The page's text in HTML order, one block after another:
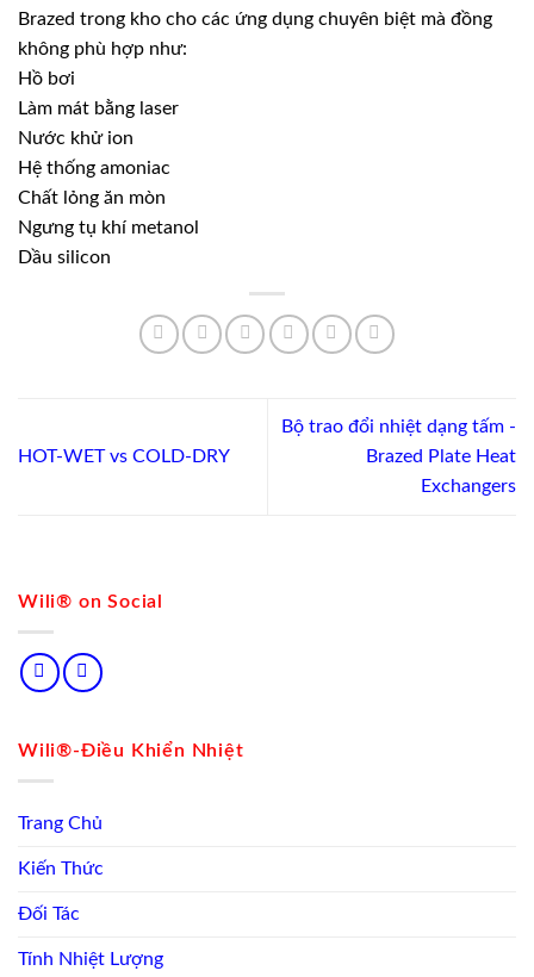
Wili® on Social
Wili®-Điều Khiển Nhiệt
Trang Chủ
Kiến Thức
Đối Tác
Tính Nhiệt Lượng
Brazed trong kho cho các ứng dụng chuyên biệt mà đồng
không phù hợp như:
Hồ bơi
Làm mát bằng laser
Nước khử ion
Hệ thống amoniac
Chất lỏng ăn mòn
Ngưng tụ khí metanol
Dầu silicon
HOT-WET vs COLD-DRY
Bộ trao đổi nhiệt dạng tấm -
Brazed Plate Heat
Exchangers